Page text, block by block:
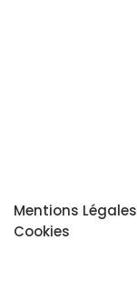
Mentions Légales
Cookies